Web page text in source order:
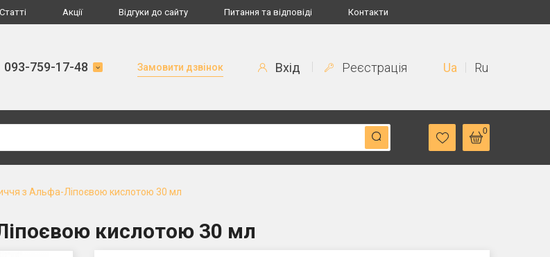
Статті Акції Відгуки до сайту Питання та відповіді Контакти
093-759-17-48 Замовити дзвінок Вхід Реєстрація Ua Ru
0
з Альфа-Ліпоєвою кислотою 30 мл
кислотою 30 мл